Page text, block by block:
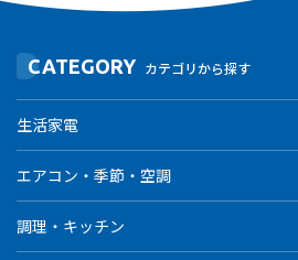
CATEGORY カテゴリから探す
生活家電
エアコン・季節・空調
調理・キッチン